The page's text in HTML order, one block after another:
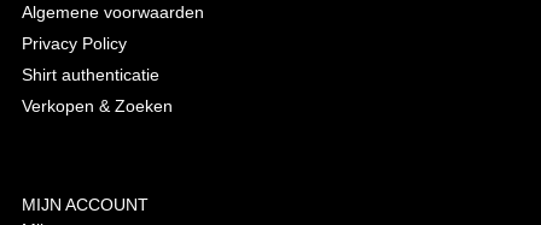
Algemene voorwaarden
Privacy Policy
Shirt authenticatie
Verkopen & Zoeken
MIJN ACCOUNT